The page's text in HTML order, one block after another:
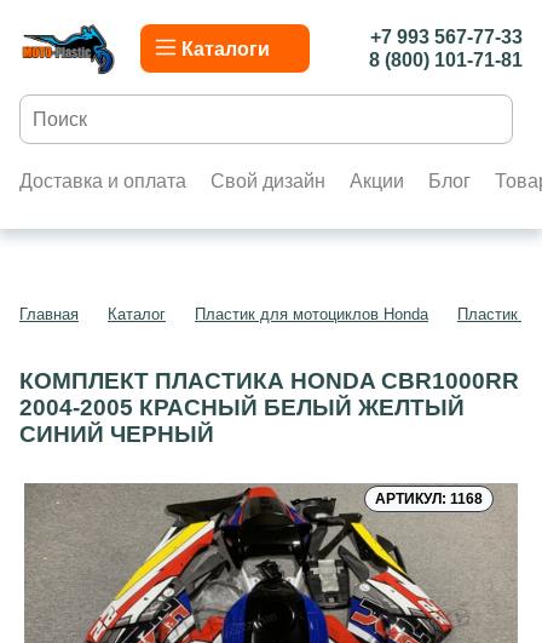
Каталоги
+7 993 567-77-33
8 (800) 101-71-81
Доставка и оплата Свой дизайн Акции Блог
Главная Каталог Пластик для мотоциклов Honda Пластик
КОМПЛЕКТ ПЛАСТИКА HONDA CBR1000RR
2004-2005 КРАСНЫЙ БЕЛЫЙ ЖЕЛТЫЙ
СИНИЙ ЧЕРНЫЙ
АРТИКУЛ: 1168